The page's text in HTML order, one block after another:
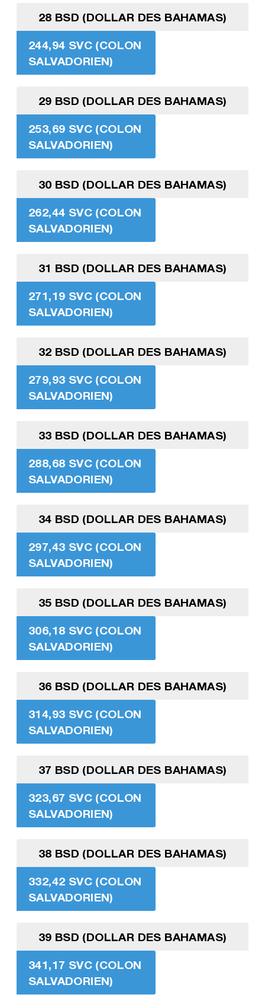
28 BSD (DOLLAR DES BAHAMAS)
244,94 SVC (COLON
SALVADORIEN)
29 BSD (DOLLAR DES BAHAMAS)
253,69 SVC (COLON
SALVADORIEN)
30 BSD (DOLLAR DES BAHAMAS)
262,44 SVC (COLON
SALVADORIEN)
31 BSD (DOLLAR DES BAHAMAS)
271,19 SVC (COLON
SALVADORIEN)
32 BSD (DOLLAR DES BAHAMAS)
279,93 SVC (COLON
SALVADORIEN)
33 BSD (DOLLAR DES BAHAMAS)
288,68 SVC (COLON
SALVADORIEN)
34 BSD (DOLLAR DES BAHAMAS)
297,43 SVC (COLON
SALVADORIEN)
35 BSD (DOLLAR DES BAHAMAS)
306,18 SVC (COLON
SALVADORIEN)
36 BSD (DOLLAR DES BAHAMAS)
314,93 SVC (COLON
SALVADORIEN)
37 BSD (DOLLAR DES BAHAMAS)
323,67 SVC (COLON
SALVADORIEN)
38 BSD (DOLLAR DES BAHAMAS)
332,42 SVC (COLON
SALVADORIEN)
39 BSD (DOLLAR DES BAHAMAS)
341,17 SVC (COLON
SALVADORIEN)